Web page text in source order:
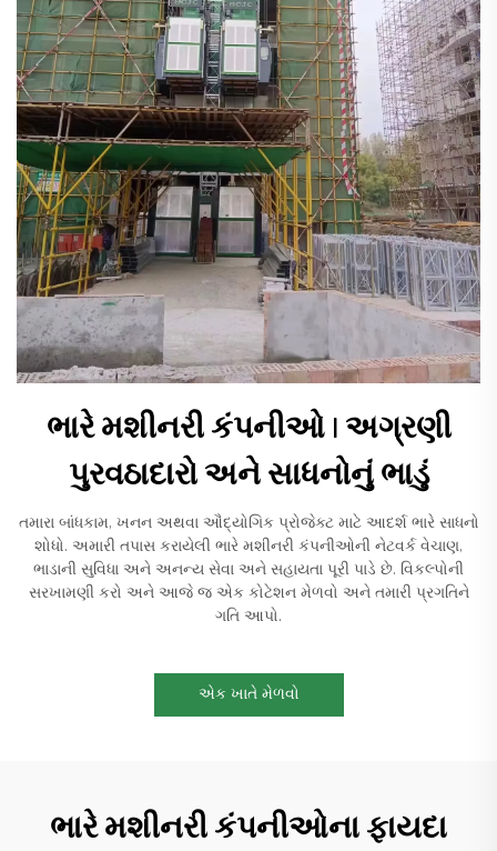
ભારે મશીનરી કંપનીઓ | અગ્રણી
પુરવઠાદારો અને સાધનોનું ભાડું
તમારા બાંધકામ, ખનન અથવા ઔદ્યોગિક પ્રોજેક્ટ માટે આદર્શ ભારે સાધનો
શોધો. અમારી તપાસ કરાયેલી ભારે મશીનરી કંપનીઓની નેટવર્ક વેચાણ,
ભાડાની સુવિધા અને અનન્ય સેવા અને સહાયતા પૂરી પાડે છે. વિકલ્પોની
સરખામણી કરો અને આજે જ એક કોટેશન મેળવો અને તમારી પ્રગતિને
ગતિ આપો.
એક ખાતે મેળવો
ભારે મશીનરી કંપનીઓના ફાયદા